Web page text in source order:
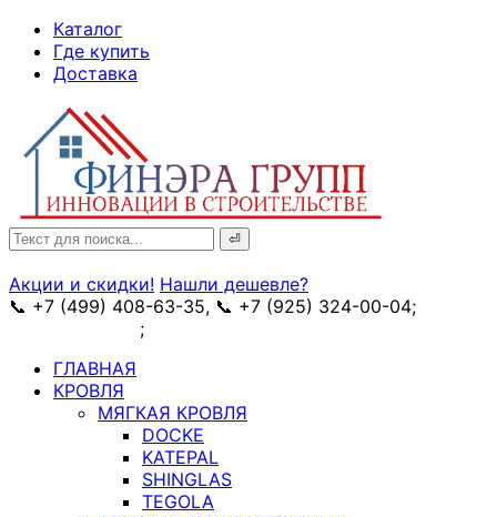
Skip
Content
Каталог
Где купить
Доставка
Search
for:
Акции и скидки! Нашли дешевле?
📞 +7 (499) 408-63-35, 📞 +7 (925) 324-00-04;
;
ГЛАВНАЯ
КРОВЛЯ
МЯГКАЯ КРОВЛЯ
DOCKE
KATEPAL
SHINGLAS
TEGOLA